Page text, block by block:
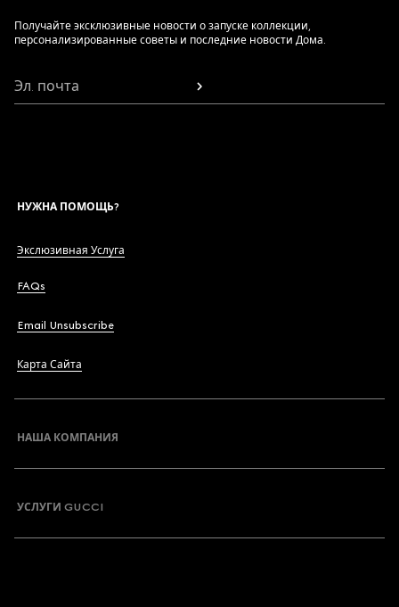
Получайте эксклюзивные новости о запуске коллекции,
персонализированные советы и последние новости Дома.
Эл. почта
НУЖНА ПОМОЩЬ?
Экслюзивная Услуга
FAQs
Email Unsubscribe
Карта Сайта
НАША КОМПАНИЯ
УСЛУГИ GUCCI